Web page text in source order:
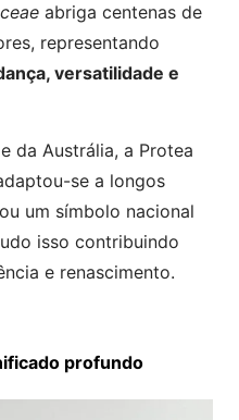
abriga centenas de
representando
versatilidade e
da Austrália, a Protea
se a longos
um símbolo nacional
isso contribuindo
e renascimento.
profundo